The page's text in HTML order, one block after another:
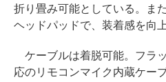
折り畳み可能としている。ま
ヘッドパッドで、装着感を向
ケーブルは着脱可能。フラ
応のリモコンマイク内蔵ケー